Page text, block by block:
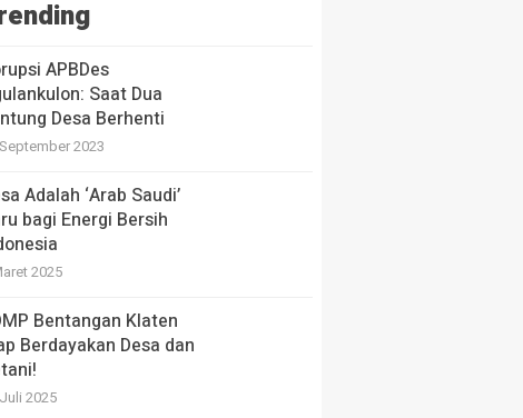
APBDes
Saat Dua
Desa Berhenti
2023
Adalah ‘Arab Saudi’
bagi Energi Bersih
2025
Bentangan Klaten
Berdayakan Desa dan
2025